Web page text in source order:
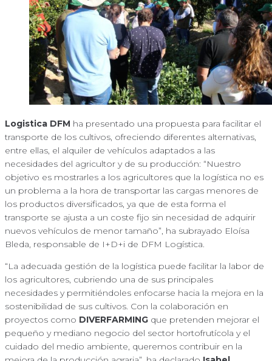
Logistica DFM ha presentado una propuesta para facilitar el
transporte de los cultivos, ofreciendo diferentes alternativas,
entre ellas, el alquiler de vehículos adaptados a las
necesidades del agricultor y de su producción: “Nuestro
objetivo es mostrarles a los agricultores que la logística no es
un problema a la hora de transportar las cargas menores de
los productos diversificados, ya que de esta forma el
transporte se ajusta a un coste fijo sin necesidad de adquirir
nuevos vehículos de menor tamaño”, ha subrayado Eloísa
Bleda, responsable de I+D+i de DFM Logística.
“La adecuada gestión de la logística puede facilitar la labor de
los agricultores, cubriendo una de sus principales
necesidades y permitiéndoles enfocarse hacia la mejora en la
sostenibilidad de sus cultivos. Con la colaboración en
proyectos como DIVERFARMING que pretenden mejorar el
pequeño y mediano negocio del sector hortofrutícola y el
cuidado del medio ambiente, queremos contribuir en la